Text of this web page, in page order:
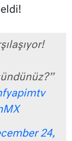
24,